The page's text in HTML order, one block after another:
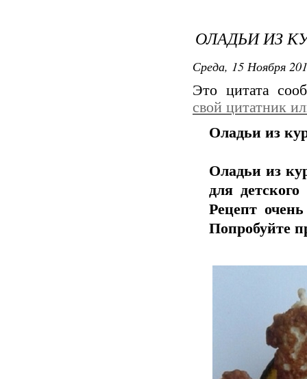
ОЛАДЬИ ИЗ
Среда, 15 Ноября
Это цитата
свой цитатник
Оладьи из
Оладьи из
для
Рецепт
Попробуйте